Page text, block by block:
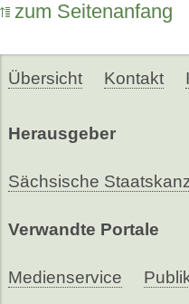
zum Seitenanfang
Übersicht Kontakt
Herausgeber
Sächsische
Verwandte Portale
Medienservice